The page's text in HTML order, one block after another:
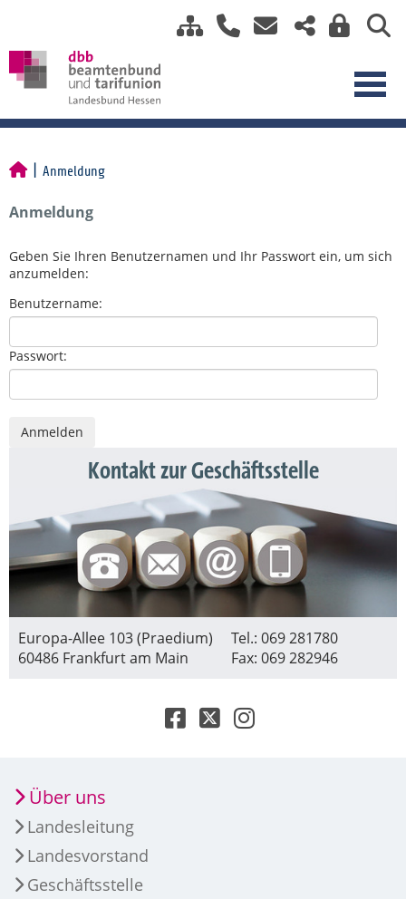
Anmeldung
Anmeldung
Geben Sie Ihren Benutzernamen und Ihr Passwort ein, um sich
anzumelden:
Benutzername:
Passwort:
Kontakt zur Geschäftsstelle
Europa-Allee 103 (Praedium)
60486 Frankfurt am Main
Tel.: 069 281780
Fax: 069 282946
Über uns
Landesleitung
Landesvorstand
Geschäftsstelle